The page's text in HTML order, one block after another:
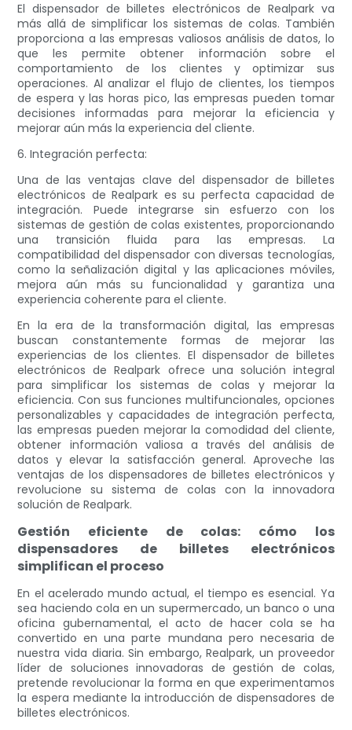
El dispensador de billetes electrónicos de Realpark va
más allá de simplificar los sistemas de colas. También
proporciona a las empresas valiosos análisis de datos, lo
que les permite obtener información sobre el
comportamiento de los clientes y optimizar sus
operaciones. Al analizar el flujo de clientes, los tiempos
de espera y las horas pico, las empresas pueden tomar
decisiones informadas para mejorar la eficiencia y
mejorar aún más la experiencia del cliente.
6. Integración perfecta:
Una de las ventajas clave del dispensador de billetes
electrónicos de Realpark es su perfecta capacidad de
integración. Puede integrarse sin esfuerzo con los
sistemas de gestión de colas existentes, proporcionando
una transición fluida para las empresas. La
compatibilidad del dispensador con diversas tecnologías,
como la señalización digital y las aplicaciones móviles,
mejora aún más su funcionalidad y garantiza una
experiencia coherente para el cliente.
En la era de la transformación digital, las empresas
buscan constantemente formas de mejorar las
experiencias de los clientes. El dispensador de billetes
electrónicos de Realpark ofrece una solución integral
para simplificar los sistemas de colas y mejorar la
eficiencia. Con sus funciones multifuncionales, opciones
personalizables y capacidades de integración perfecta,
las empresas pueden mejorar la comodidad del cliente,
obtener información valiosa a través del análisis de
datos y elevar la satisfacción general. Aproveche las
ventajas de los dispensadores de billetes electrónicos y
revolucione su sistema de colas con la innovadora
solución de Realpark.
Gestión eficiente de colas: cómo los
dispensadores de billetes electrónicos
simplifican el proceso
En el acelerado mundo actual, el tiempo es esencial. Ya
sea haciendo cola en un supermercado, un banco o una
oficina gubernamental, el acto de hacer cola se ha
convertido en una parte mundana pero necesaria de
nuestra vida diaria. Sin embargo, Realpark, un proveedor
líder de soluciones innovadoras de gestión de colas,
pretende revolucionar la forma en que experimentamos
la espera mediante la introducción de dispensadores de
billetes electrónicos.